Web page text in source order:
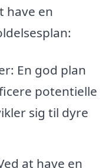
have en
En god plan
potentielle
sig til dyre
at have en